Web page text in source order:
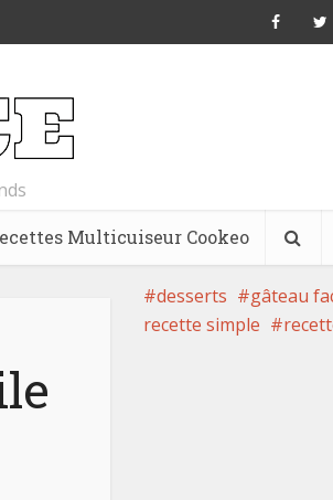
Multicuiseur Cookeo
desserts gâteau
recette simple